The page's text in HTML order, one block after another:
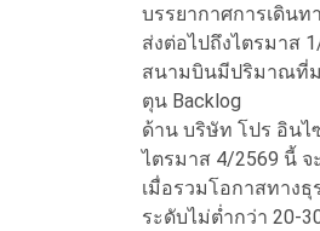
บรรยากาศการเดินท
ส่งต่อไปถึงไตรมาส
สนามบินมีปริมาณที่
ตุน Backlog
ด้าน บริษัท โปร อินไ
ไตรมาส 4/2569 นี้
เมื่อรวมโอกาสทางธุ
ระดับไม่ต่ำกว่า 20-